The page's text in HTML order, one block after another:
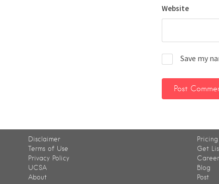
Website
Save my
Disclaimer
Terms of Use
Privacy Policy
UCSA
About
Get
Blog
Post